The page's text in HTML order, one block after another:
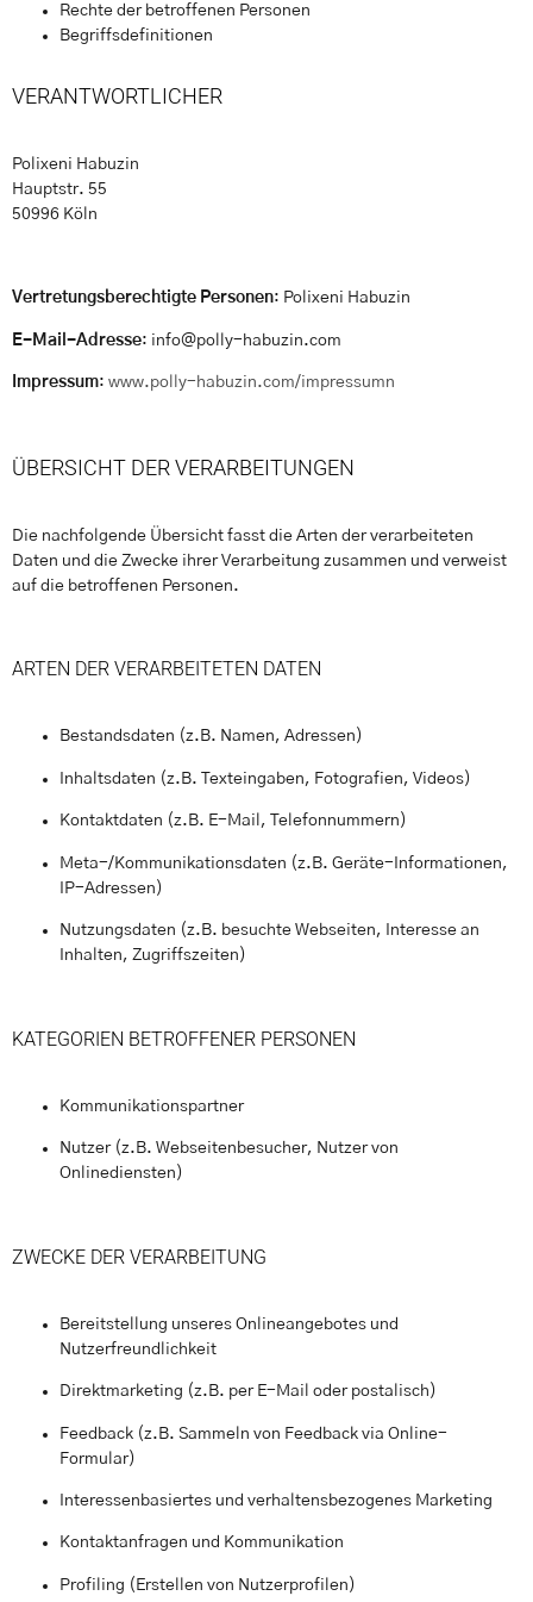
Rechte der betroffenen Personen
Begriffsdefinitionen
VERANTWORTLICHER
Polixeni Habuzin
Hauptstr. 55
50996 Köln
Vertretungsberechtigte Personen: Polixeni Habuzin
E-Mail-Adresse: info@polly-habuzin.com
Impressum: www.polly-habuzin.com/impressumn
ÜBERSICHT DER VERARBEITUNGEN
Die nachfolgende Übersicht fasst die Arten der verarbeiteten
Daten und die Zwecke ihrer Verarbeitung zusammen und verweist
auf die betroffenen Personen.
ARTEN DER VERARBEITETEN DATEN
Bestandsdaten (z.B. Namen, Adressen)
Inhaltsdaten (z.B. Texteingaben, Fotografien, Videos)
Kontaktdaten (z.B. E-Mail, Telefonnummern)
Meta-/Kommunikationsdaten (z.B. Geräte-Informationen,
IP-Adressen)
Nutzungsdaten (z.B. besuchte Webseiten, Interesse an
Inhalten, Zugriffszeiten)
KATEGORIEN BETROFFENER PERSONEN
Kommunikationspartner
Nutzer (z.B. Webseitenbesucher, Nutzer von
Onlinediensten)
ZWECKE DER VERARBEITUNG
Bereitstellung unseres Onlineangebotes und
Nutzerfreundlichkeit
Direktmarketing (z.B. per E-Mail oder postalisch)
Feedback (z.B. Sammeln von Feedback via Online-
Formular)
Interessenbasiertes und verhaltensbezogenes Marketing
Kontaktanfragen und Kommunikation
Profiling (Erstellen von Nutzerprofilen)